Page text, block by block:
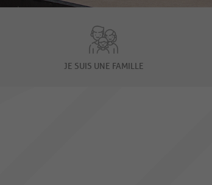
JE SUIS UNE FAMILLE